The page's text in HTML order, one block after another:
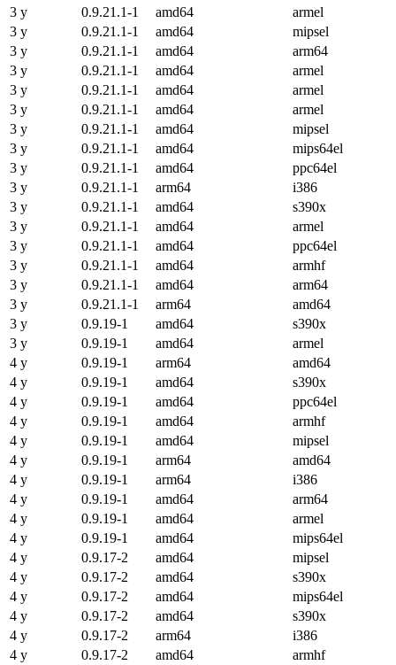
3 y
0.9.21.1-1 amd64
armel
3 y
0.9.21.1-1 amd64
mipsel
3 y
0.9.21.1-1 amd64
arm64
3 y
0.9.21.1-1 amd64
armel
3 y
0.9.21.1-1 amd64
armel
3 y
0.9.21.1-1 amd64
armel
3 y
0.9.21.1-1 amd64
mipsel
3 y
0.9.21.1-1 amd64
mips64el
3 y
0.9.21.1-1 amd64
ppc64el
3 y
0.9.21.1-1 arm64
i386
3 y
0.9.21.1-1 amd64
s390x
3 y
0.9.21.1-1 amd64
armel
3 y
0.9.21.1-1 amd64
ppc64el
3 y
0.9.21.1-1 amd64
armhf
3 y
0.9.21.1-1 amd64
arm64
3 y
0.9.21.1-1 arm64
amd64
3 y
0.9.19-1 amd64
s390x
3 y
0.9.19-1 amd64
armel
4 y
0.9.19-1 arm64
amd64
4 y
0.9.19-1 amd64
s390x
4 y
0.9.19-1 amd64
ppc64el
4 y
0.9.19-1 amd64
armhf
4 y
0.9.19-1 amd64
mipsel
4 y
0.9.19-1 arm64
amd64
4 y
0.9.19-1 arm64
i386
4 y
0.9.19-1 amd64
arm64
4 y
0.9.19-1 amd64
armel
4 y
0.9.19-1 amd64
mips64el
4 y
0.9.17-2 amd64
mipsel
4 y
0.9.17-2 amd64
s390x
4 y
0.9.17-2 amd64
mips64el
4 y
0.9.17-2 amd64
s390x
4 y
0.9.17-2 arm64
i386
4 y
0.9.17-2 amd64
armhf